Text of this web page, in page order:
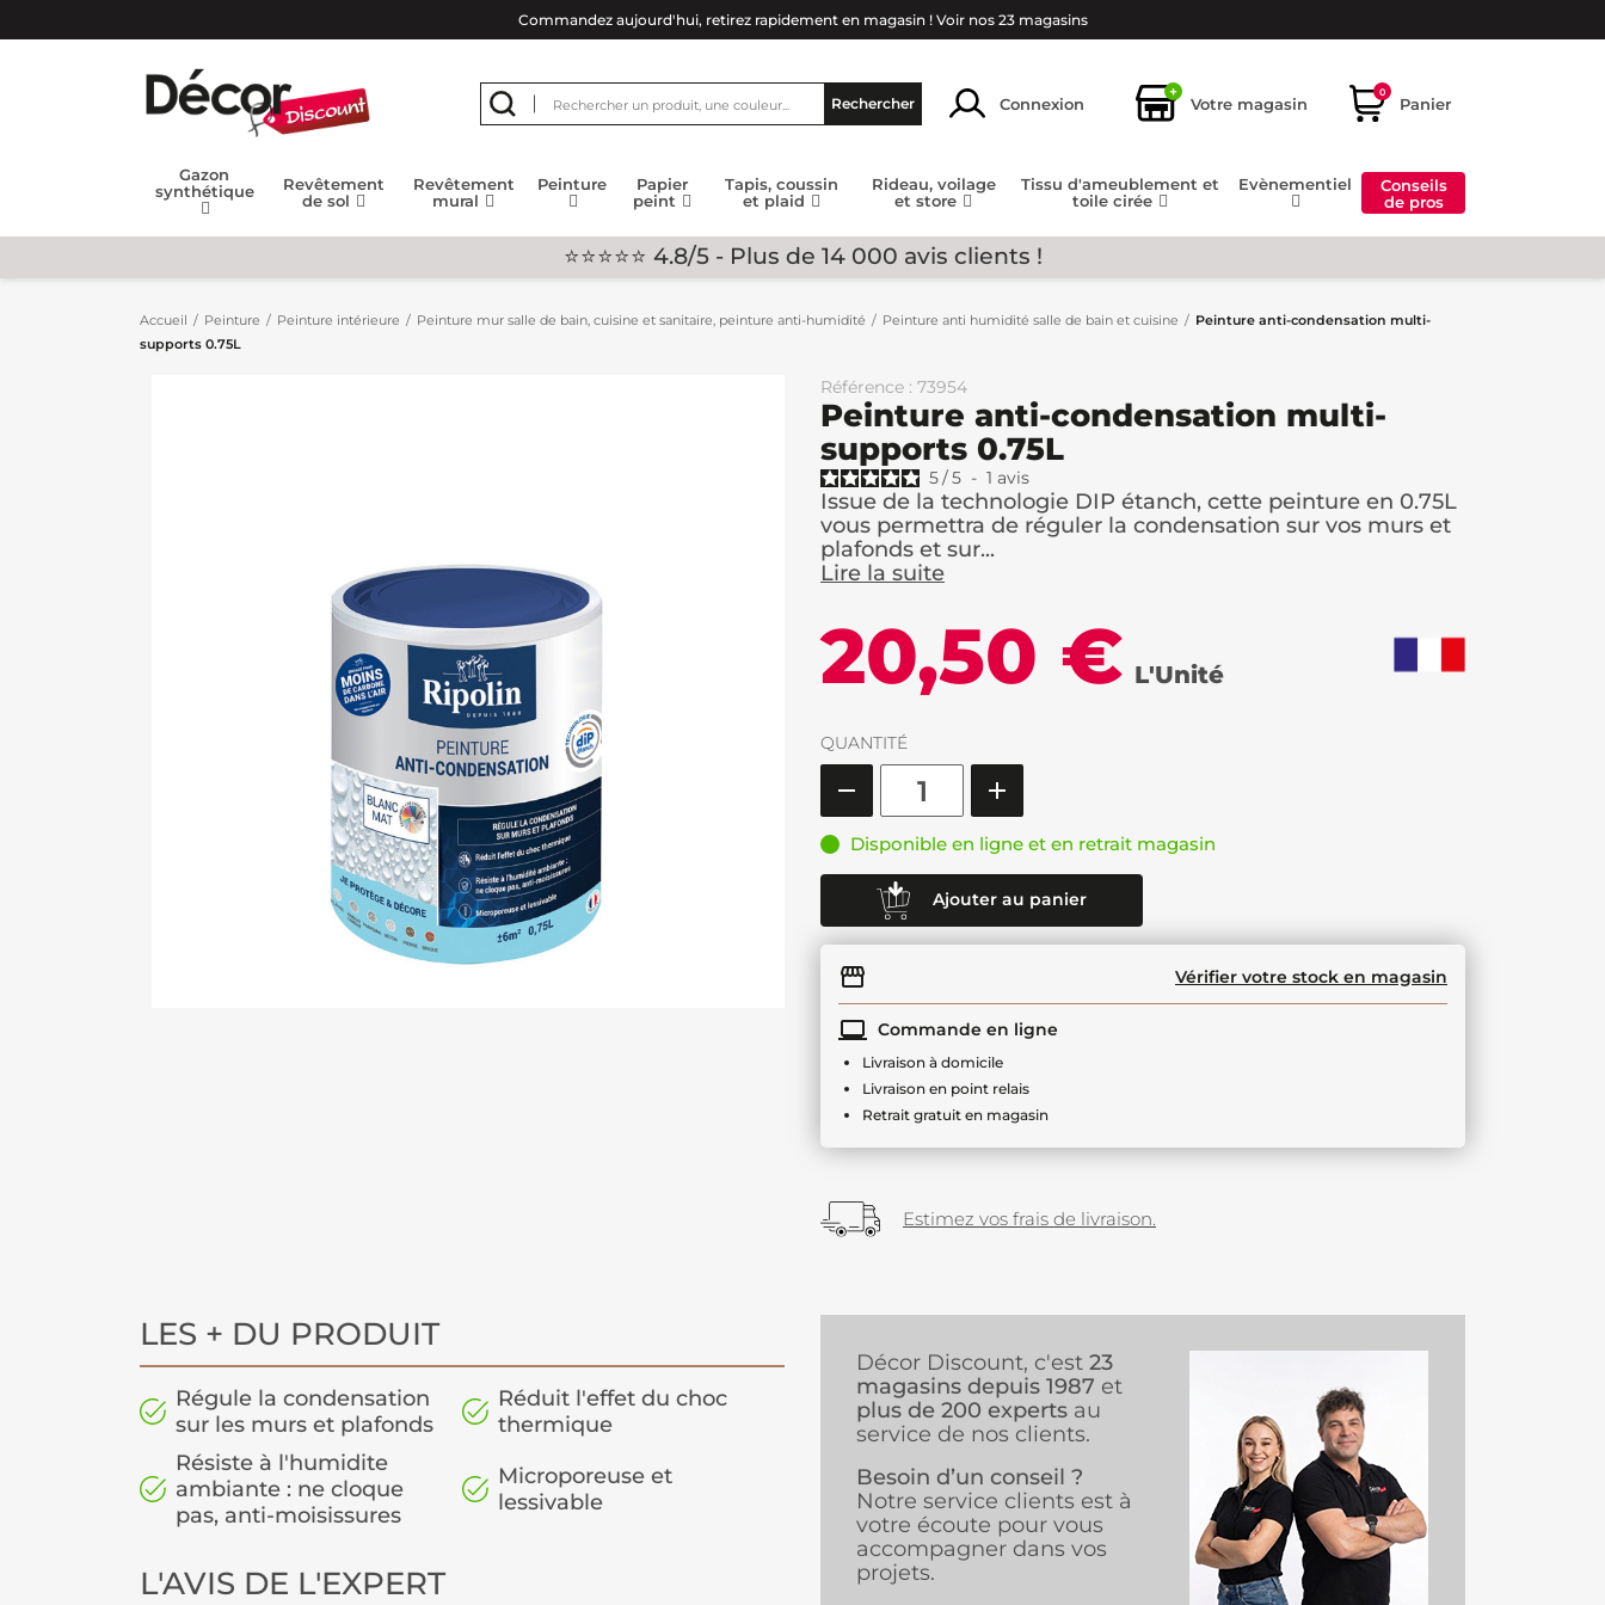
Commandez aujourd'hui, retirez rapidement en magasin ! Voir nos 23 magasins
Rechercher Connexion
+
Votre magasin
0
Panier
Gazon
synthétique
Revêtement
de sol
Revêtement
mural
Peinture
Papier
peint
Tapis, coussin
et plaid
Rideau, voilage
et store
Tissu d'ameublement et
toile cirée
Evènementiel
Conseils
de pros
⭐⭐⭐⭐⭐ 4.8/5 - Plus de 14 000 avis clients !
Accueil Peinture Peinture intérieure Peinture mur salle de bain, cuisine et sanitaire, peinture anti-humidité Peinture anti humidité salle de bain et cuisine
Peinture anti-condensation multi-
supports 0.75L
Référence : 73954
Peinture anti-condensation multi-
supports 0.75L
5/5 - 1 avis
Issue de la technologie DIP étanch, cette peinture en 0.75L
vous permettra de réguler la condensation sur vos murs et
plafonds et sur...
Lire la suite
20,50 € L'Unité
QUANTITÉ
Disponible en ligne et en retrait magasin
Ajouter au panier
Vérifier votre stock en magasin
Commande en ligne
Livraison à domicile
Livraison en point relais
Retrait gratuit en magasin
Estimez vos frais de livraison.
LES + DU PRODUIT
Régule la condensation
sur les murs et plafonds
Réduit l'effet du choc
thermique
Résiste à l'humidite
ambiante : ne cloque
pas, anti-moisissures
Microporeuse et
lessivable
L'AVIS DE L'EXPERT
Décor Discount, c'est 23
magasins depuis 1987 et
plus de 200 experts au
service de nos clients.
Besoin d’un conseil ?
Notre service clients est à
votre écoute pour vous
accompagner dans vos
projets.